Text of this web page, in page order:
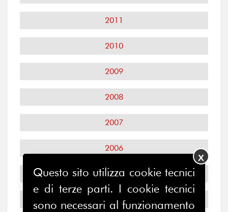
2011
2010
2009
2008
2007
2006
2005
2004
Questo sito utilizza cookie tecnici
e di terze parti. I cookie tecnici
sono necessari al funzionamento
X